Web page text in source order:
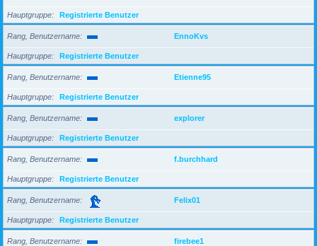
Hauptgruppe Registrierte Benutzer
Rang, Benutzername EnnoKvs
Hauptgruppe Registrierte Benutzer
Rang, Benutzername Etienne95
Hauptgruppe Registrierte Benutzer
Rang, Benutzername explorer
Hauptgruppe Registrierte Benutzer
Rang, Benutzername f.burchhard
Hauptgruppe Registrierte Benutzer
Rang, Benutzername Felix01
Hauptgruppe Registrierte Benutzer
Rang, Benutzername firebee1